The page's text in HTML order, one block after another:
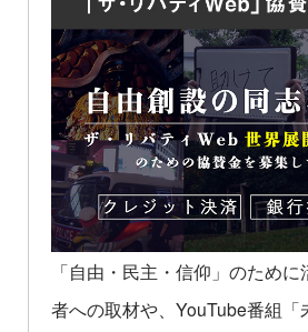
「自由・民主・信仰」のため
者への取材や、YouTube番組「